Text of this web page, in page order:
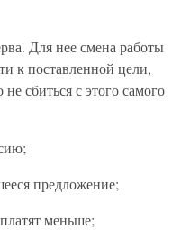
Для нее смена работы
к поставленной цели,
сбиться с этого самого
предложение;
меньше;